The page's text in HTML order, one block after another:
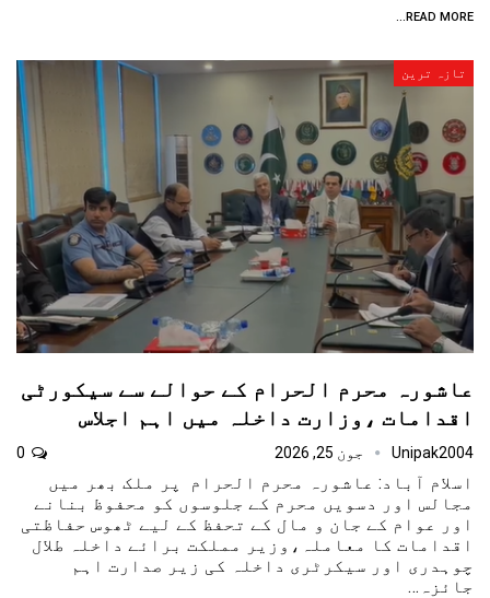
READ MORE...
تازہ ترین
عاشورہ محرم الحرام کے حوالے سے سیکورٹی
اقدامات ،وزارت داخلہ میں اہم اجلاس
Unipak2004 جون 25, 2026
اسلام آباد: عاشورہ محرم الحرام پر ملک بھر میں
مجالس اور دسویں محرم کے جلوسوں کو محفوظ بنانے
اور عوام کے جان و مال کے تحفظ کے لیے ٹھوس حفاظتی
اقدامات کا معاملہ،‎‎وزیر مملکت برائے داخلہ طلال
چوہدری اور سیکرٹری داخلہ کی زیر صدارت اہم
جائزہ…